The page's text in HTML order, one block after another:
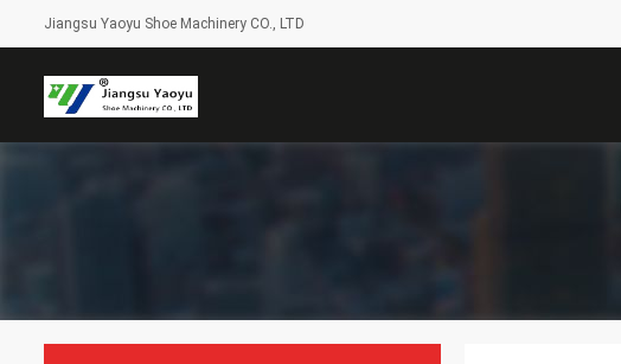
Jiangsu Yaoyu Shoe Machinery CO., LTD